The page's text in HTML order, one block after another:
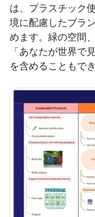
は、プラスチック
境に配慮したブラ
めます。緑の空間
「あなたが世界で
を含めることもでき